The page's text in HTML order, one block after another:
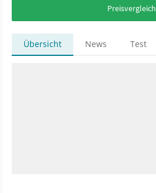
Preisvergleich
Übersicht News Test